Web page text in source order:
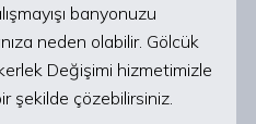
banyonuzu
neden olabilir. Gölcük
Değişimi hizmetimizle
şekilde çözebilirsiniz.